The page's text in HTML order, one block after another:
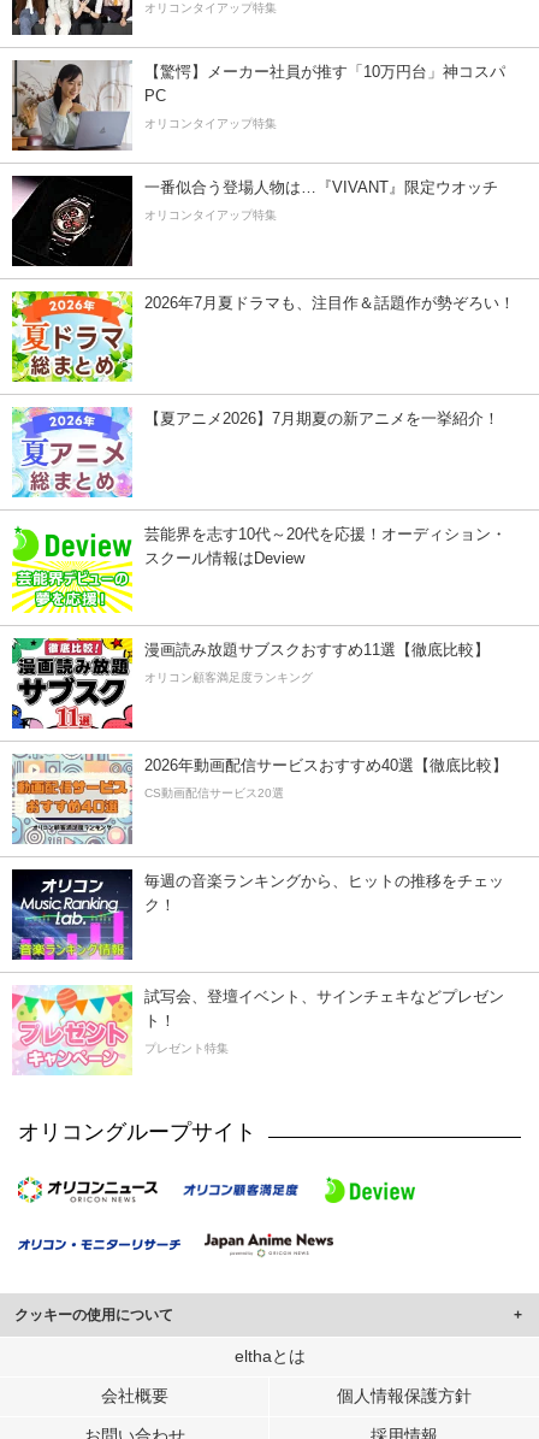
オリコンタイアップ特集
【驚愕】メーカー社員が推す「10万円台」神コスパ
PC
オリコンタイアップ特集
一番似合う登場人物は…『VIVANT』限定ウオッチ
オリコンタイアップ特集
2026年7月夏ドラマも、注目作＆話題作が勢ぞろい！
【夏アニメ2026】7月期夏の新アニメを一挙紹介！
芸能界を志す10代～20代を応援！オーディション・
スクール情報はDeview
漫画読み放題サブスクおすすめ11選【徹底比較】
オリコン顧客満足度ランキング
2026年動画配信サービスおすすめ40選【徹底比較】
CS動画配信サービス20選
毎週の音楽ランキングから、ヒットの推移をチェッ
ク！
試写会、登壇イベント、サインチェキなどプレゼン
ト！
プレゼント特集
オリコングループサイト
クッキーの使用について
このサイトでは Cookie を使用して、ユーザーに合わせたコンテンツや広告の
行っています。
elthaとは
会社概要 個人情報保護方針